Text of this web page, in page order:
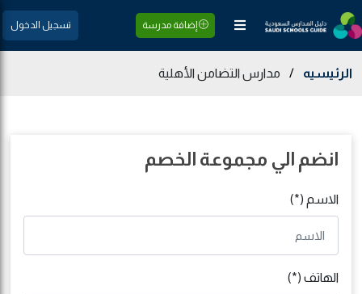
إضافة مدرسة تسجيل الدخول
الرئيسيه / مدارس التضامن الأهلية
انضم الي مجموعة الخصم
الاسم (*)
الهاتف (*)